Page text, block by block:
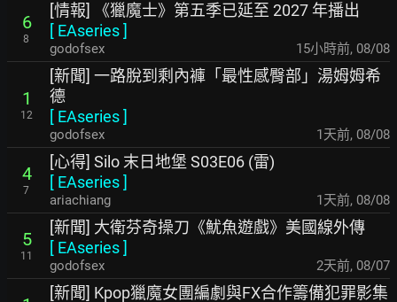
6
8
[情報] 《獵魔士》第五季已延至 2027 年播出
[ EAseries]
godofsex 15小時前, 08/08
1
12
[新聞] 一路脫到剩內褲「最性感臀部」湯姆姆希
德
[ EAseries]
godofsex 1天前, 08/08
4
7
[心得] Silo 末日地堡 S03E06 (雷)
[ EAseries]
ariachiang 1天前, 08/08
5
11
[新聞] 大衛芬奇操刀《魷魚遊戲》美國線外傳
[ EAseries]
godofsex 2天前, 08/07
[新聞] Kpop獵魔女團編劇與FX合作籌備犯罪影集